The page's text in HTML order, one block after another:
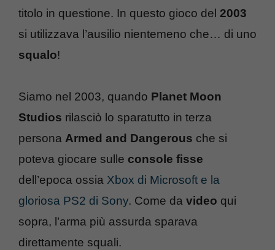
titolo in questione. In questo gioco del 2003
si utilizzava l’ausilio nientemeno che… di uno
squalo!
Siamo nel 2003, quando Planet Moon
Studios rilasciò lo sparatutto in terza
persona Armed and Dangerous che si
poteva giocare sulle console fisse
dell’epoca ossia Xbox di Microsoft e la
gloriosa PS2 di Sony. Come da video qui
sopra, l’arma più assurda sparava
direttamente squali.